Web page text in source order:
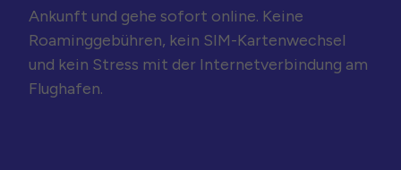
Ankunft und gehe sofort online. Keine
Roaminggebühren, kein SIM-Kartenwechsel
und kein Stress mit der Internetverbindung am
Flughafen.